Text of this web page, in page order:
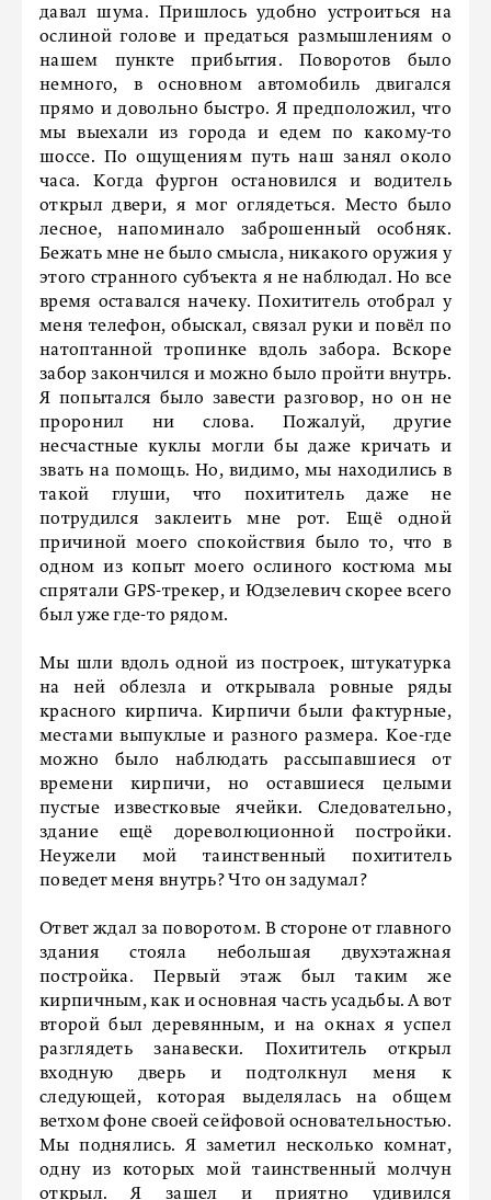
давал шума. Пришлось удобно устроиться на
ослиной голове и предаться размышлениям о
нашем пункте прибытия. Поворотов было
немного, в основном автомобиль двигался
прямо и довольно быстро. Я предположил, что
мы выехали из города и едем по какому-то
шоссе. По ощущениям путь наш занял около
часа. Когда фургон остановился и водитель
открыл двери, я мог оглядеться. Место было
лесное, напоминало заброшенный особняк.
Бежать мне не было смысла, никакого оружия у
этого странного субъекта я не наблюдал. Но все
время оставался начеку. Похититель отобрал у
меня телефон, обыскал, связал руки и повёл по
натоптанной тропинке вдоль забора. Вскоре
забор закончился и можно было пройти внутрь.
Я попытался было завести разговор, но он не
проронил ни слова. Пожалуй, другие
несчастные куклы могли бы даже кричать и
звать на помощь. Но, видимо, мы находились в
такой глуши, что похититель даже не
потрудился заклеить мне рот. Ещё одной
причиной моего спокойствия было то, что в
одном из копыт моего ослиного костюма мы
спрятали GPS-трекер, и Юдзелевич скорее всего
был уже где-то рядом.
Мы шли вдоль одной из построек, штукатурка
на ней облезла и открывала ровные ряды
красного кирпича. Кирпичи были фактурные,
местами выпуклые и разного размера. Кое-где
можно было наблюдать рассыпавшиеся от
времени кирпичи, но оставшиеся целыми
пустые известковые ячейки. Следовательно,
здание ещё дореволюционной постройки.
Неужели мой таинственный похититель
поведет меня внутрь? Что он задумал?
Ответ ждал за поворотом. В стороне от главного
здания стояла небольшая двухэтажная
постройка. Первый этаж был таким же
кирпичным, как и основная часть усадьбы. А вот
второй был деревянным, и на окнах я успел
разглядеть занавески. Похититель открыл
входную дверь и подтолкнул меня к
следующей, которая выделялась на общем
ветхом фоне своей сейфовой основательностью.
Мы поднялись. Я заметил несколько комнат,
одну из которых мой таинственный молчун
открыл. Я зашел и приятно удивился